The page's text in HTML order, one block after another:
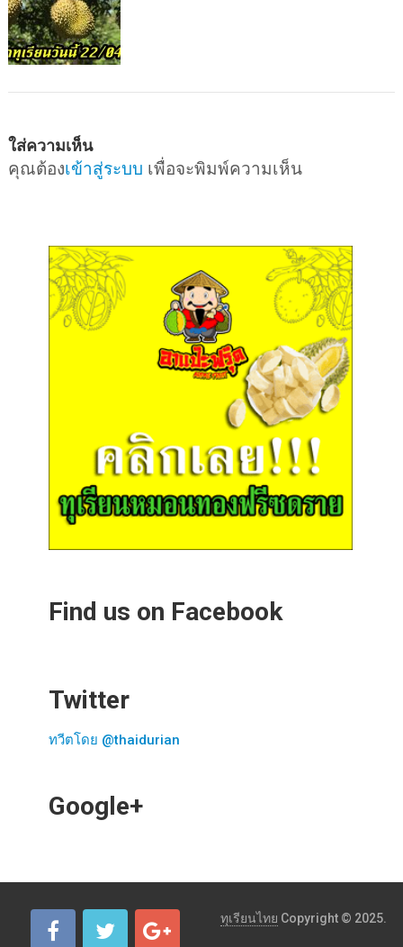
ใส่ความเห็น
คุณต้องเข้าสู่ระบบ เพื่อจะพิมพ์ความเห็น
Find us on Facebook
Twitter
ทวีตโดย @thaidurian
Google+
ทุเรียนไทย Copyright © 2025.